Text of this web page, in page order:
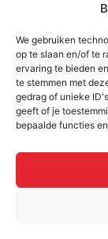
We gebruiken
op te slaan en/of te
ervaring te bieden
te stemmen met
gedrag of unieke
geeft of je
bepaalde functies
Gemeente
Gemeente
Gemeente
Gemeente
Gemeente
© 2022 -